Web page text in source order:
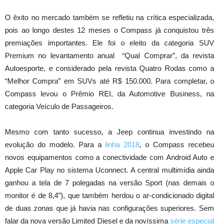
O êxito no mercado também se refletiu na crítica especializada,
pois ao longo destes 12 meses o Compass já conquistou três
premiações importantes. Ele foi o eleito da categoria SUV
Premium no levantamento anual “Qual Comprar”, da revista
Autoesporte, e considerado pela revista Quatro Rodas como a
“Melhor Compra” em SUVs até R$ 150.000. Para completar, o
Compass levou o Prêmio REI, da Automotive Business, na
categoria Veículo de Passageiros.
Mesmo com tanto sucesso, a Jeep continua investindo na
evolução do modelo. Para a linha 2018, o Compass recebeu
novos equipamentos como a conectividade com Android Auto e
Apple Car Play no sistema Uconnect. A central multimídia ainda
ganhou a tela de 7 polegadas na versão Sport (nas demais o
monitor é de 8,4”), que também herdou o ar-condicionado digital
de duas zonas que já havia nas configurações superiores. Sem
falar da nova versão Limited Diesel e da novíssima série especial